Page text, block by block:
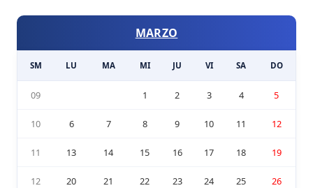
MARZO
SM LU MA MI JU VI SA DO
09 1 2 3 4 5
10 6 7 8 9 10 11 12
11 13 14 15 16 17 18 19
12 20 21 22 23 24 25 26